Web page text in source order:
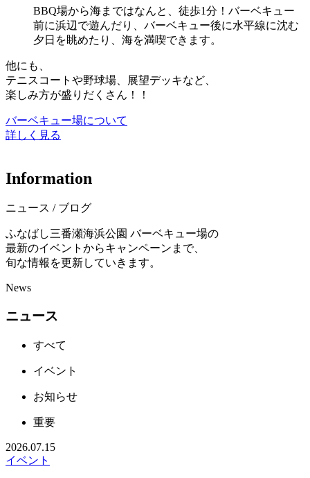
BBQ場から海まではなんと、徒歩1分！バーベキュー
前に浜辺で遊んだり、バーベキュー後に水平線に沈む
夕日を眺めたり、海を満喫できます。
他にも、
テニスコートや野球場、展望デッキなど、
楽しみ方が盛りだくさん！！
バーベキュー場について
詳しく見る
Information
ニュース / ブログ
ふなばし三番瀬海浜公園 バーベキュー場の
最新のイベントからキャンペーンまで、
旬な情報を更新していきます。
News
ニュース
すべて
イベント
お知らせ
重要
2026.07.15
イベント